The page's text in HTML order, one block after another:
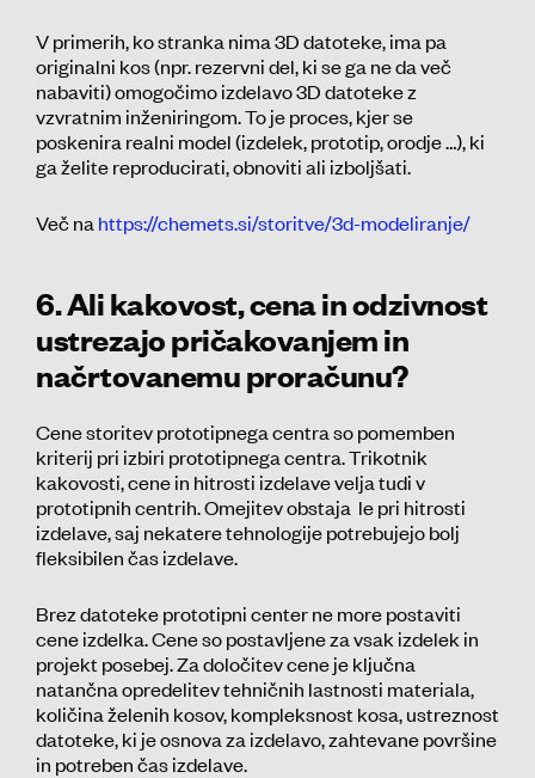
V primerih, ko stranka nima 3D datoteke, ima pa
originalni kos (npr. rezervni del, ki se ga ne da več
nabaviti) omogočimo izdelavo 3D datoteke z
vzvratnim inženiringom. To je proces, kjer se
poskenira realni model (izdelek, prototip, orodje …), ki
ga želite reproducirati, obnoviti ali izboljšati.
Več na https://chemets.si/storitve/3d-modeliranje/
6. Ali kakovost, cena in odzivnost
ustrezajo pričakovanjem in
načrtovanemu proračunu?
Cene storitev prototipnega centra so pomemben
kriterij pri izbiri prototipnega centra. Trikotnik
kakovosti, cene in hitrosti izdelave velja tudi v
prototipnih centrih. Omejitev obstaja le pri hitrosti
izdelave, saj nekatere tehnologije potrebujejo bolj
fleksibilen čas izdelave.
Brez datoteke prototipni center ne more postaviti
cene izdelka. Cene so postavljene za vsak izdelek in
projekt posebej. Za določitev cene je ključna
natančna opredelitev tehničnih lastnosti materiala,
količina želenih kosov, kompleksnost kosa, ustreznost
datoteke, ki je osnova za izdelavo, zahtevane površine
in potreben čas izdelave.